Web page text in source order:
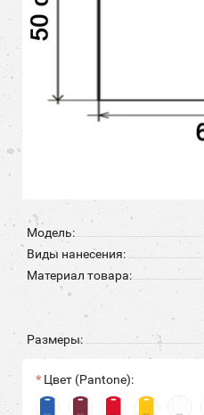
Модель:
Виды нанесения:
Материал товара:
Размеры:
Цвет (Pantone):